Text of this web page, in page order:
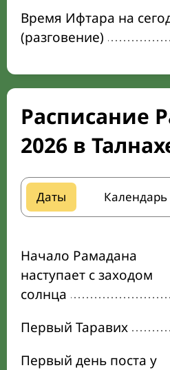
Время Ифтара на
(разговение)
Расписание
2026 в
Даты Календарь
Начало Рамадана
наступает с заходом
солнца
Первый Таравих
Первый день поста у